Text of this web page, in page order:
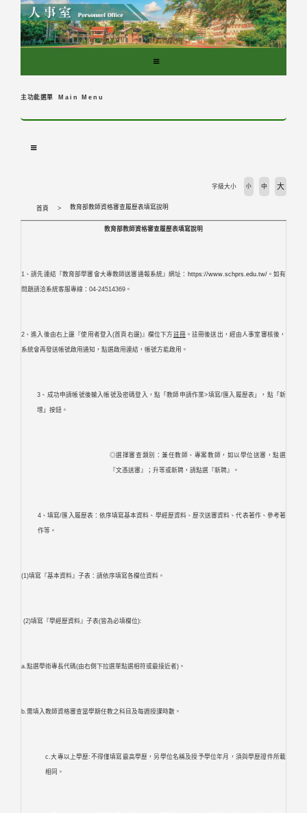
主功能選單 Main Menu
首頁 教育部教師資格審查履歷表填寫說明
字級大小 小 中 大
教育部教師資格審查履歷表填寫說明
1、請先連結『教育部學審會大專教師送審通報系統』網址： https://www.schprs.edu.tw/。如有
問題請洽系統客服專線：04-24514369。
2、進入後由右上邊『使用者登入(首頁右邊)』欄位下方 註冊。註冊後送出，經由人事室審核後，
系統會再發送帳號啟用通知，點選啟用連結，帳號方能啟用。
3、成功申請帳號後輸入帳號及密碼登入，點「教師申請作業>填寫/匯入履歷表」，點「新
增」按鈕。
◎選擇審查類別：兼任教師、專案教師，如以學位送審，點選
『文憑送審』；升等或新聘，請點選『新聘』。
4、填寫/匯入履歷表：依序填寫基本資料、學經歷資料、歷次送審資料、代表著作、參考著
作等。
(1)填寫『基本資料』子表：請依序填寫各欄位資料。
(2)填寫『學經歷資料』子表(皆為必填欄位):
a.點選學術專長代碼(由右側下拉選單點選相符或最接近者)。
b.需填入教師資格審查當學期任教之科目及每週授課時數。
c.大專以上學歷:不得僅填寫最高學歷，另學位名稱及授予學位年月，須與學歷證件所載
相同。